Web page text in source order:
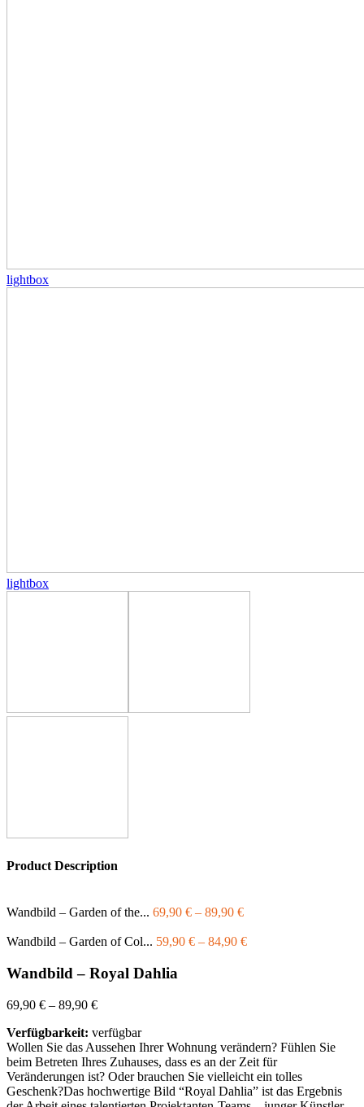
lightbox
lightbox
Product Description
Wandbild – Garden of the... 69,90 € – 89,90 €
Wandbild – Garden of Col... 59,90 € – 84,90 €
Wandbild – Royal Dahlia
69,90 € – 89,90 €
Verfügbarkeit: verfügbar
Wollen Sie das Aussehen Ihrer Wohnung verändern? Fühlen Sie
beim Betreten Ihres Zuhauses, dass es an der Zeit für
Veränderungen ist? Oder brauchen Sie vielleicht ein tolles
Geschenk?Das hochwertige Bild “Royal Dahlia” ist das Ergebnis